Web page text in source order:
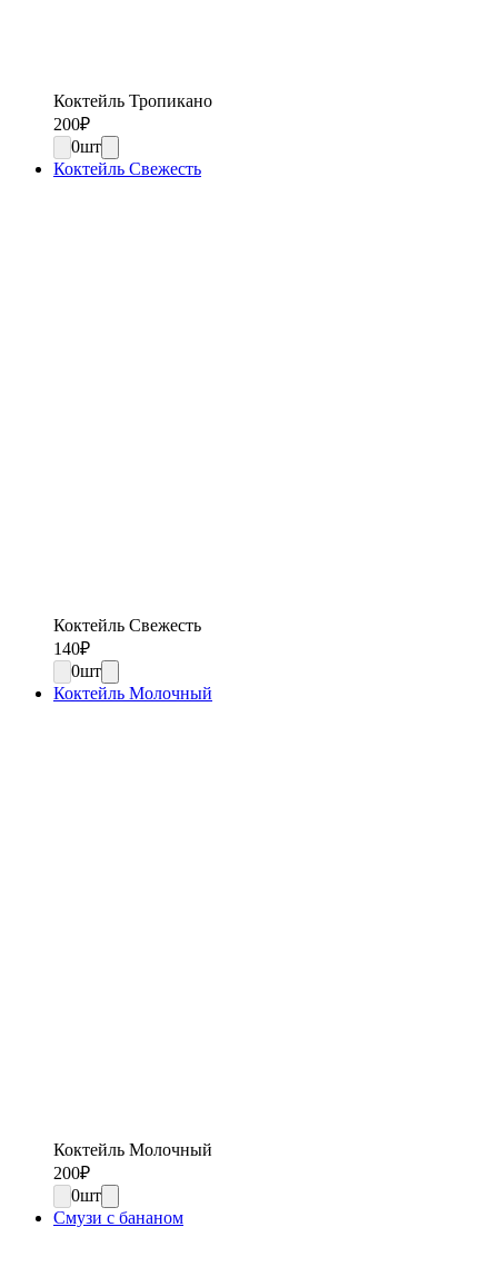
Коктейль Тропикано
200₽
0шт
Коктейль Свежесть
Коктейль Свежесть
140₽
0шт
Коктейль Молочный
Коктейль Молочный
200₽
0шт
Смузи с бананом